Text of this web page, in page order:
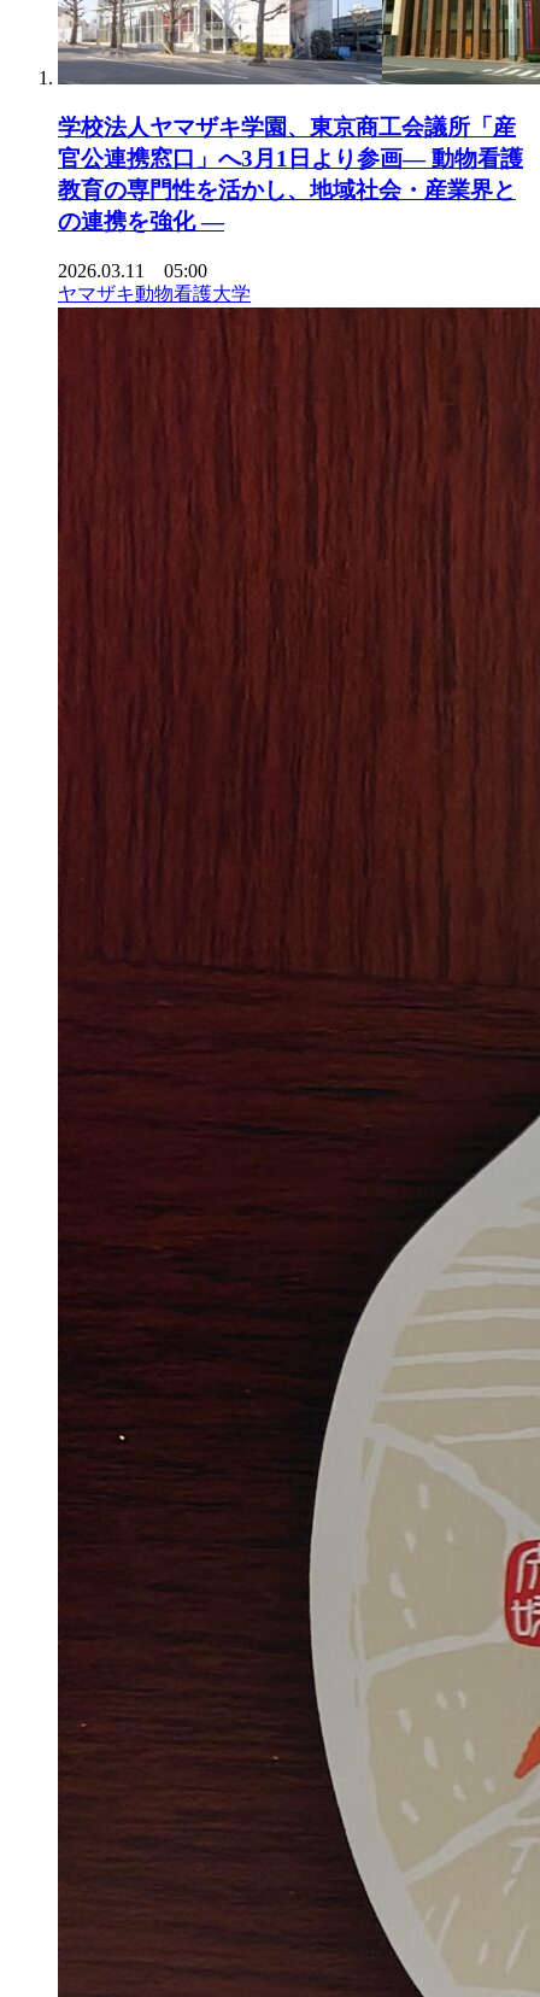
学校法人ヤマザキ学園、東京商工会議所「産
官公連携窓口」へ3月1日より参画― 動物看護
教育の専門性を活かし、地域社会・産業界と
の連携を強化 ―
2026.03.11 05:00
ヤマザキ動物看護大学